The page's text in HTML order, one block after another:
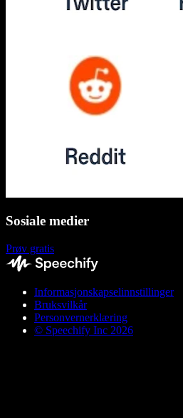
Sosiale medier
Prøv gratis
Informasjonskapselinnstillinger
Bruksvilkår
Personvernerklæring
© Speechify Inc 2026